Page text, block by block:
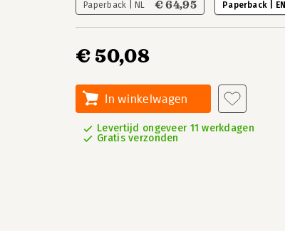
Paperback | NL € 64,95 Paperback | EN
€ 50,08
In winkelwagen
Levertijd ongeveer 11 werkdagen
Gratis verzonden